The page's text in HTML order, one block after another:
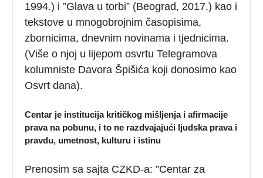
1994.) i ”Glava u torbi” (Beograd, 2017.) kao i
tekstove u mnogobrojnim časopisima,
zbornicima, dnevnim novinama i tjednicima.
(Više o njoj u lijepom osvrtu Telegramova
kolumniste Davora Špišića koji donosimo kao
Osvrt dana).
Centar je institucija kritičkog mišljenja i afirmacije
prava na pobunu, i to ne razdvajajući ljudska prava i
pravdu, umetnost, kulturu i istinu
Prenosim sa sajta CZKD-a: ”Centar za